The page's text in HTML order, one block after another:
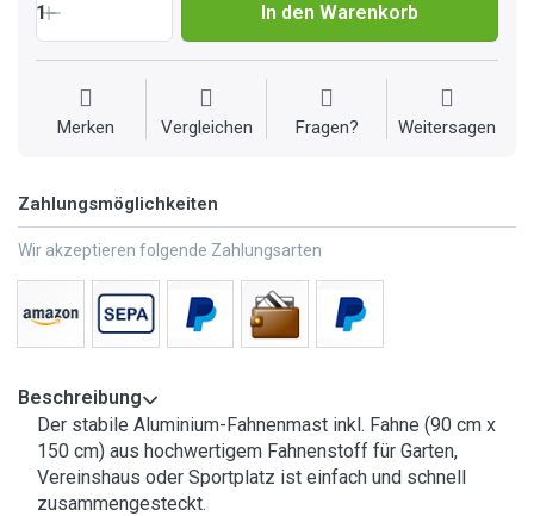
1 In den Warenkorb
Merken Vergleichen Fragen? Weitersagen
Zahlungsmöglichkeiten
Wir akzeptieren folgende Zahlungsarten
Beschreibung
Der stabile Aluminium-Fahnenmast inkl. Fahne (90 cm x
150 cm) aus hochwertigem Fahnenstoff für Garten,
Vereinshaus oder Sportplatz ist einfach und schnell
zusammengesteckt.